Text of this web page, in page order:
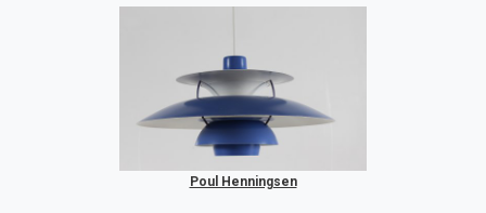
Poul Henningsen